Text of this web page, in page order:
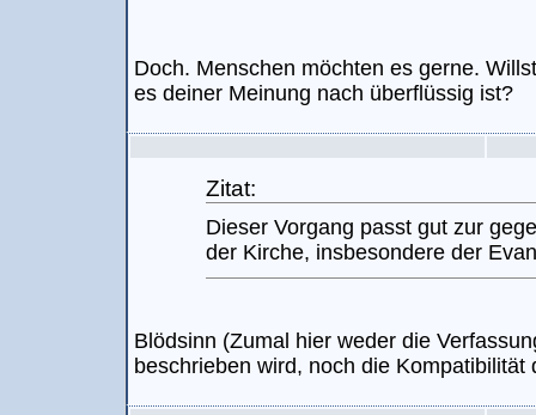
Doch. Menschen möchten es gerne.
es deiner Meinung nach überflüssig ist?
Zitat:
Dieser Vorgang passt gut zur
der Kirche, insbesondere der
Blödsinn (Zumal hier weder die
beschrieben wird, noch die Kompatibilität